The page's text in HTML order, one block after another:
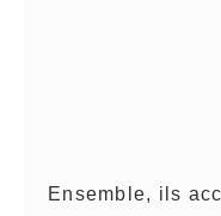
Ensemble, ils